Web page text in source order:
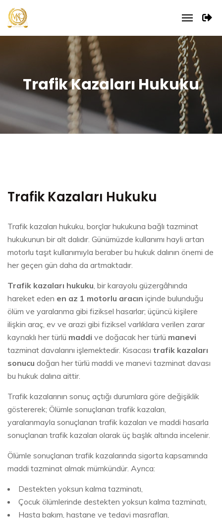
Trafik Kazaları Hukuku
Trafik Kazaları Hukuku
Trafik kazaları hukuku, borçlar hukukuna bağlı tazminat
hukukunun bir alt dalıdır. Günümüzde kullanımı hayli artan
motorlu taşıt kullanımıyla beraber bu hukuk dalının önemi de
her geçen gün daha da artmaktadır.
Trafik kazaları hukuku, bir karayolu güzergâhında
hareket eden en az 1 motorlu aracın içinde bulunduğu
ölüm ve yaralanma gibi fiziksel hasarlar; üçüncü kişilere
ilişkin araç, ev ve arazi gibi fiziksel varlıklara verilen zarar
kaynaklı her türlü maddi ve doğacak her türlü manevi
tazminat davalarını işlemektedir. Kısacası trafik kazaları
sonucu doğan her türlü maddi ve manevi tazminat davası
bu hukuk dalına aittir.
Trafik kazalarının sonuç açtığı durumlara göre değişiklik
göstererek; Ölümle sonuçlanan trafik kazaları,
yaralanmayla sonuçlanan trafik kazaları ve maddi hasarla
sonuçlanan trafik kazaları olarak üç başlık altında incelenir.
Ölümle sonuçlanan trafik kazalarında sigorta kapsamında
maddi tazminat almak mümkündür. Ayrıca:
Destekten yoksun kalma tazminatı,
Çocuk ölümlerinde destekten yoksun kalma tazminatı,
Hasta bakım, hastane ve tedavi masrafları,